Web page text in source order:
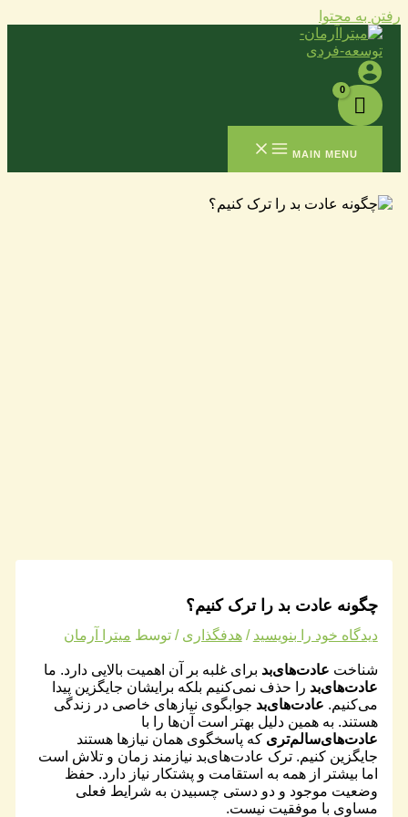
رفتن به محتوا
MAIN MENU
چگونه عادت بد را ترک کنیم؟
دیدگاه‌ خود را بنویسید /هدفگذاری / توسط میترا آرمان
شناخت عادت‌های‌بد برای غلبه بر آن‌ اهمیت بالایی دارد. ما
عادت‌های‌بد را حذف نمی‌کنیم بلکه برایشان جایگزین پیدا
می‌کنیم. عادت‌های‌بد جوابگوی نیازهای خاصی در زندگی
هستند. به همین دلیل بهتر است آن‌ها را با
عادت‌های‌سالم‌تری که پاسخگوی همان نیازها هستند
جایگزین کنیم. ترک عادت‌های‌بد نیازمند زمان و تلاش است
اما بیشتر از همه به استقامت و پشتکار نیاز دارد. حفظ
وضعیت موجود و دو دستی چسبیدن به شرایط فعلی
مساوی با موفقیت نیست.